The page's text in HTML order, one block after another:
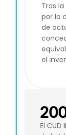
Tras
por la
de
el
El